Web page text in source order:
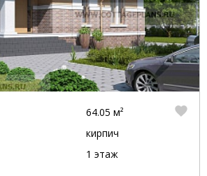
64.05 м²
кирпич
1 этаж